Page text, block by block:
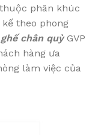
phân khúc
theo phong
ghế chân quỳGVP
hàng ưa
làm việc của